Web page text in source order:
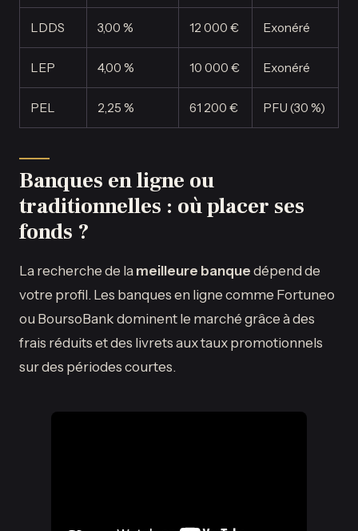
LDDS 3,00 % 12 000 € Exonéré
LEP 4,00 % 10 000 € Exonéré
PEL 2,25 % 61 200 € PFU (30 %)
Banques en ligne ou
traditionnelles : où placer ses
fonds ?
La recherche de la meilleure banquedépend de
votre profil. Les banques en ligne comme Fortuneo
ou BoursoBank dominent le marché grâce à des
frais réduits et des livrets aux taux promotionnels
sur des périodes courtes.